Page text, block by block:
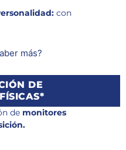
con
más?
DE
de monitores